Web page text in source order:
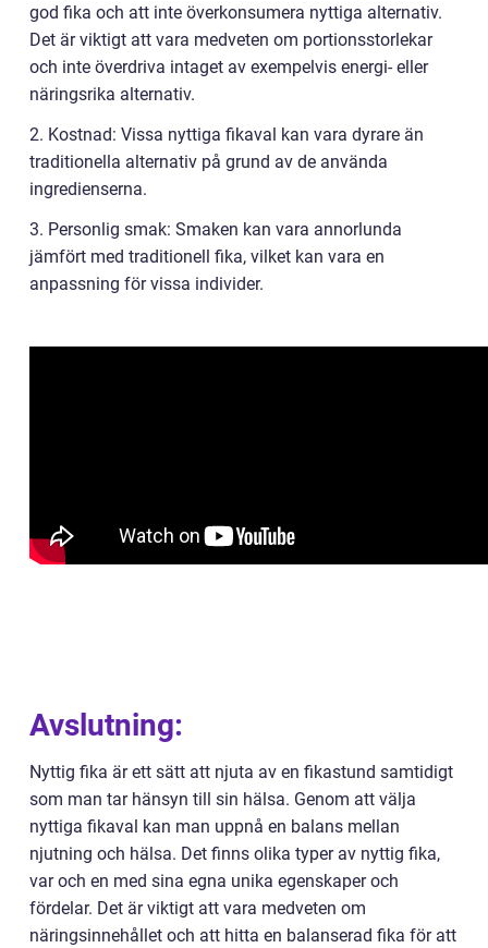
god fika och att inte överkonsumera nyttiga alternativ.
Det är viktigt att vara medveten om portionsstorlekar
och inte överdriva intaget av exempelvis energi- eller
näringsrika alternativ.
2. Kostnad: Vissa nyttiga fikaval kan vara dyrare än
traditionella alternativ på grund av de använda
ingredienserna.
3. Personlig smak: Smaken kan vara annorlunda
jämfört med traditionell fika, vilket kan vara en
anpassning för vissa individer.
Avslutning:
Nyttig fika är ett sätt att njuta av en fikastund samtidigt
som man tar hänsyn till sin hälsa. Genom att välja
nyttiga fikaval kan man uppnå en balans mellan
njutning och hälsa. Det finns olika typer av nyttig fika,
var och en med sina egna unika egenskaper och
fördelar. Det är viktigt att vara medveten om
näringsinnehållet och att hitta en balanserad fika för att